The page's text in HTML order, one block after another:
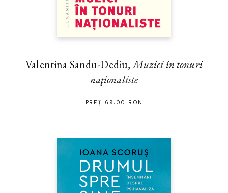
Valentina Sandu-Dediu,Muzici în tonuri
naţionaliste
PREȚ 69.00 RON